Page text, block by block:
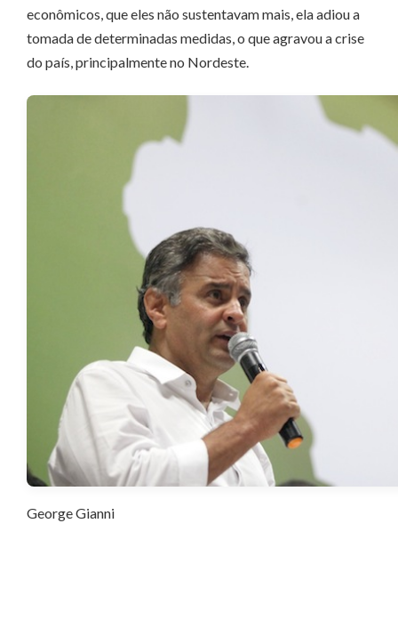
econômicos, que eles não sustentavam mais, ela adiou a
tomada de determinadas medidas, o que agravou a crise
do país, principalmente no Nordeste.
George Gianni